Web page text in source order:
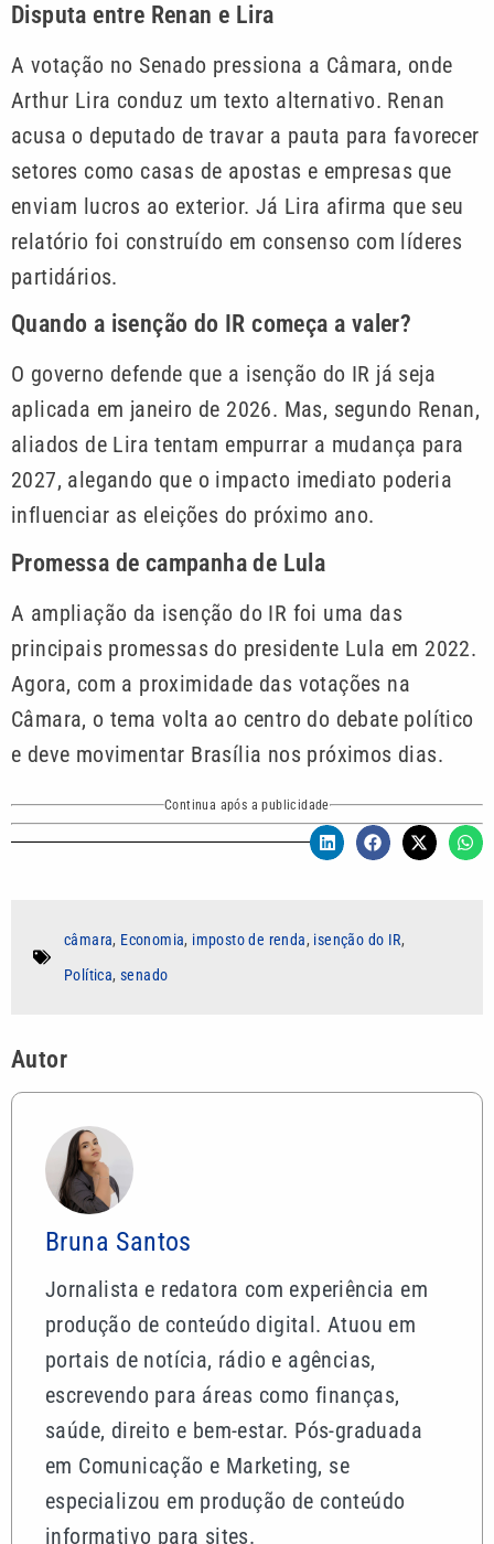
Disputa entre Renan e Lira
A votação no Senado pressiona a Câmara, onde
Arthur Lira conduz um texto alternativo. Renan
acusa o deputado de travar a pauta para favorecer
setores como casas de apostas e empresas que
enviam lucros ao exterior. Já Lira afirma que seu
relatório foi construído em consenso com líderes
partidários.
Quando a isenção do IR começa a valer?
O governo defende que a isenção do IR já seja
aplicada em janeiro de 2026. Mas, segundo Renan,
aliados de Lira tentam empurrar a mudança para
2027, alegando que o impacto imediato poderia
influenciar as eleições do próximo ano.
Promessa de campanha de Lula
A ampliação da isenção do IR foi uma das
principais promessas do presidente Lula em 2022.
Agora, com a proximidade das votações na
Câmara, o tema volta ao centro do debate político
e deve movimentar Brasília nos próximos dias.
Continua após a publicidade
câmara, Economia, imposto de renda, isenção do IR,
Política,senado
Autor
Bruna Santos
Jornalista e redatora com experiência em
produção de conteúdo digital. Atuou em
portais de notícia, rádio e agências,
escrevendo para áreas como finanças,
saúde, direito e bem-estar. Pós-graduada
em Comunicação e Marketing, se
especializou em produção de conteúdo
informativo para sites.